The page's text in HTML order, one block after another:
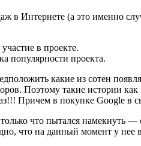
в Интернете (а это именно
в проекте.
популярности проекта.
какие из сотен
Поэтому такие истории
Причем в покупке Google в
что пытался намекнуть
что на данный момент у нее